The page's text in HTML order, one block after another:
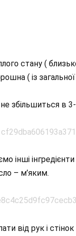
стану (
( із
збільшиться в
інші
– м’яким.
від рук і